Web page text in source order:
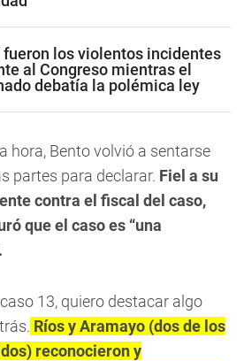
fueron los violentos incidentes
al Congreso mientras el
debatía la polémica ley
hora, Bento volvió a sentarse
partes para declarar. Fiel a su
contra el fiscal del caso,
que el caso es “una
13, quiero destacar algo
Ríos y Aramayo (dos de los
reconocieron y